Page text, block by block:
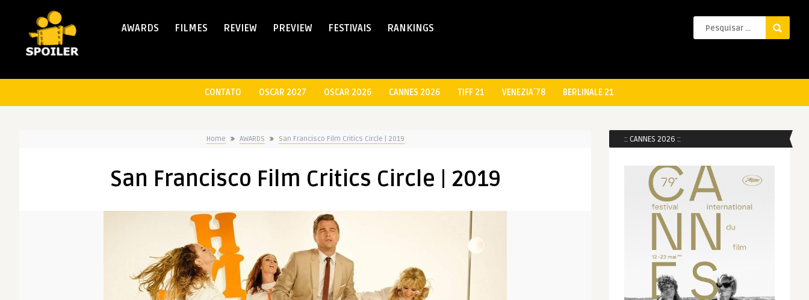
AWARDS FILMES REVIEW PREVIEW FESTIVAIS RANKINGS
CONTATO OSCAR 2027 OSCAR 2026 CANNES 2026 TIFF 21 VENEZIA´78 BERLINALE 21
Home AWARDS San Francisco Film Critics Circle | 2019
San Francisco Film Critics Circle | 2019
:: CANNES 2026 ::